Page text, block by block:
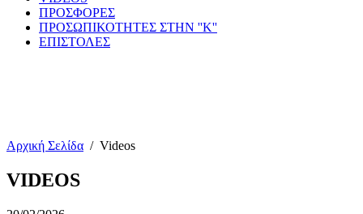
ΠΡΟΣΦΟΡΕΣ
ΠΡΟΣΩΠΙΚΟΤΗΤΕΣ ΣΤΗΝ ''Κ''
ΕΠΙΣΤΟΛΕΣ
Αρχική Σελίδα / Videos
VIDEOS